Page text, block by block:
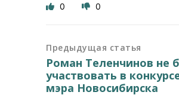
0 0
Предыдущая статья
Роман Теленчинов не
участвовать в
мэра Новосибирска